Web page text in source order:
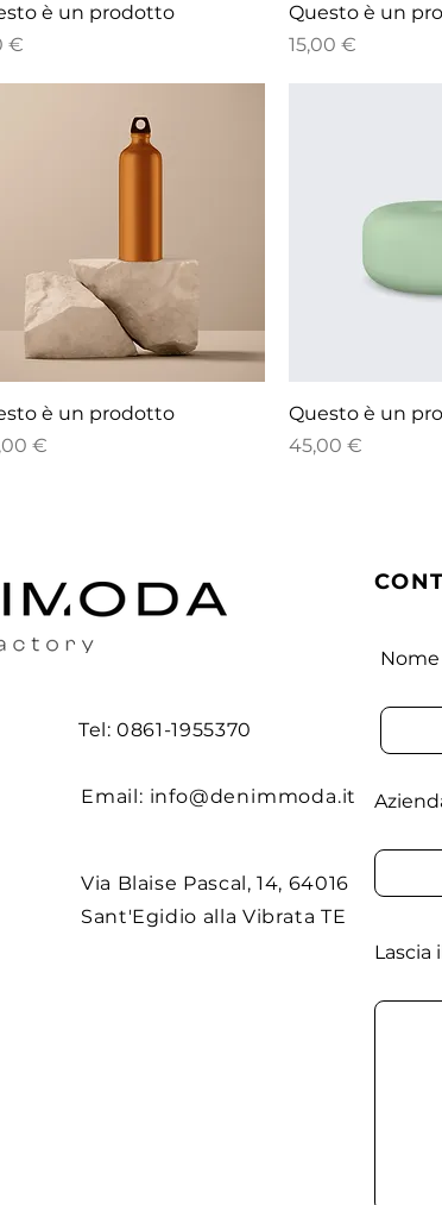
è un prodotto
€
Questo è un
Prezzo
15,00 €
è un prodotto
€
Questo è un
Prezzo
45,00 €
Tel: 0861-1955370
Email: info@denimmoda.it
Via Blaise Pascal, 14, 64016
Sant'Egidio alla Vibrata TE
Nome
Lascia